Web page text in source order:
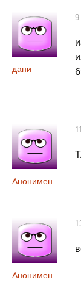
дани
9
Анонимен
Анонимен